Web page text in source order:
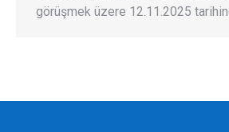
görüşmek üzere 12.11.2025